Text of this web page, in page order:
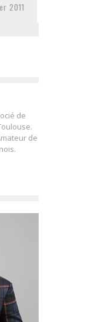
2011
de
de